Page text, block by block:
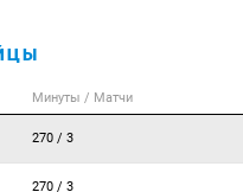
Минуты / Матчи
270 / 3
270 / 3